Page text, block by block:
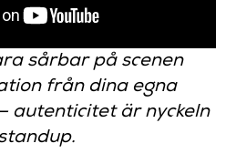
sårbar på scenen
från dina egna
autenticitet är nyckeln